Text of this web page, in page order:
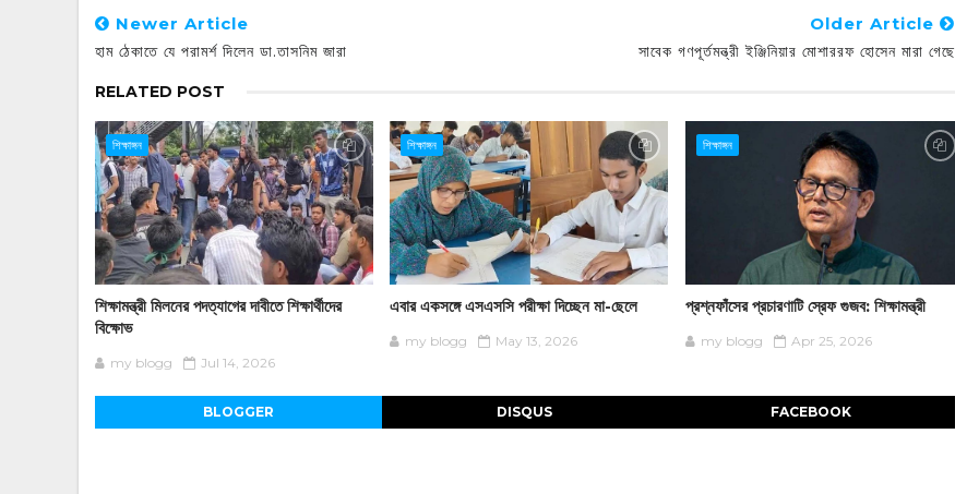
Newer Article
হাম ঠেকাতে যে পরামর্শ দিলেন ডা.তাসনিম জারা
Older Article
সাবেক গণপূর্তমন্ত্রী ইঞ্জিনিয়ার মোশাররফ হোসেন মারা গেছে
RELATED POST
শিক্ষাঙ্গন
শিক্ষামন্ত্রী মিলনের পদত্যাগের দাবীতে শিক্ষার্থীদের
বিক্ষোভ
my blogg Jul 14, 2026
শিক্ষাঙ্গন
এবার একসঙ্গে এসএসসি পরীক্ষা দিচ্ছেন মা-ছেলে
my blogg May 13, 2026
শিক্ষাঙ্গন
প্রশ্নফাঁসের প্রচারণাটি স্রেফ গুজব: শিক্ষামন্ত্রী
my blogg Apr 25, 2026
BLOGGER DISQUS FACEBOOK